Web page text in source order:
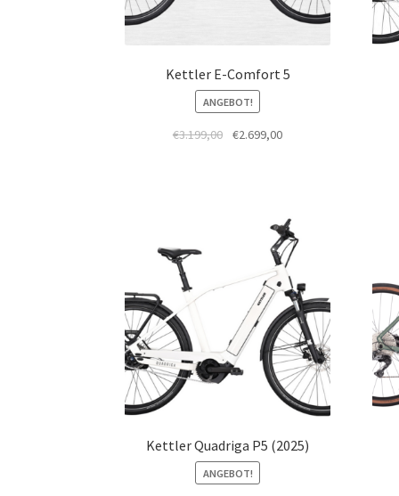
Kettler E-Comfort 5
ANGEBOT!
€3.199,00 €2.699,00
Kettler Quadriga P5 (2025)
ANGEBOT!